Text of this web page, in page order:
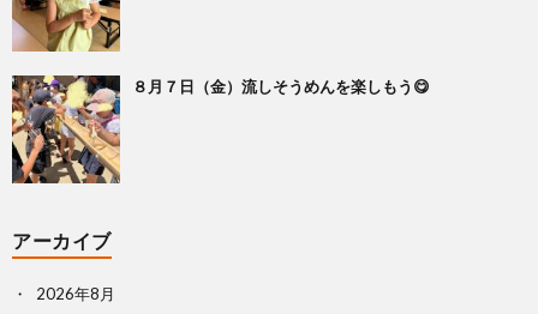
８月７日（金）流しそうめんを楽しもう😋
アーカイブ
2026年8月